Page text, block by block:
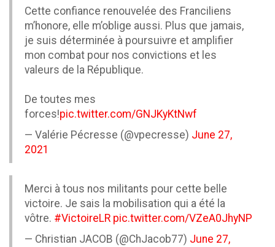
Cette confiance renouvelée des Franciliens
m’honore, elle m’oblige aussi. Plus que jamais,
je suis déterminée à poursuivre et amplifier
mon combat pour nos convictions et les
valeurs de la République.
De toutes mes
forces!pic.twitter.com/GNJKyKtNwf
— Valérie Pécresse (@vpecresse) June 27,
2021
Merci à tous nos militants pour cette belle
victoire. Je sais la mobilisation qui a été la
vôtre. #VictoireLR pic.twitter.com/VZeA0JhyNP
— Christian JACOB (@ChJacob77) June 27,